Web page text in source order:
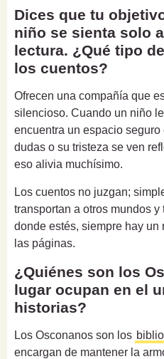
Dices que tu
niño se sienta solo
lectura. ¿Qué tipo
los cuentos?
Ofrecen una compañía que
silencioso. Cuando un niño
encuentra un espacio
dudas o su tristeza se ven
eso alivia muchísimo.
Los cuentos no juzgan;
transportan a otros mundos
donde estés, siempre hay un
las páginas.
¿Quiénes son los
lugar ocupan en el
historias?
Los Osconanos son los
encargan de mantener la